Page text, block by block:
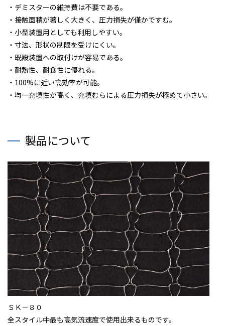
・デミスターの維持費は不要である。
・接触面積が著しく大きく、圧力損失が僅かですむ。
・小型装置用としても利用しやすい。
・寸法、形状の制限を受けにくい。
・既設装置への取付けが容易である。
・耐熱性、耐食性に優れる。
・100%に近い高効率が可能。
・均一充填性が高く、充填むらによる圧力損失が極めて小さい。
製品について
ＳＫ－８０
全スタイル中最も高気流速度で使用出来るものです。